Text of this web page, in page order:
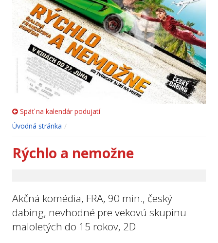
Späť na kalendár podujatí
Úvodná stránka
Rýchlo a nemožne
Akčná komédia, FRA, 90 min., český
dabing, nevhodné pre vekovú skupinu
maloletých do 15 rokov, 2D